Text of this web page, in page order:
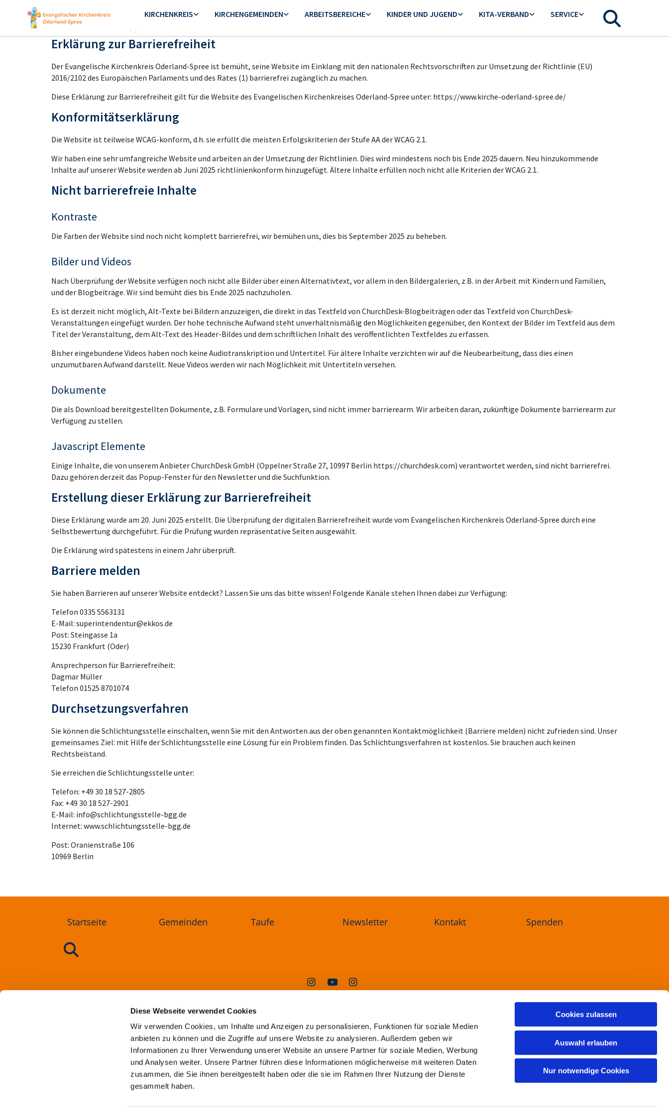
Diese Webseite verwendet Cookies
Wir verwenden Cookies, um Inhalte und Anzeigen zu personalisieren, Funktionen für soziale Medien
anbieten zu können und die Zugriffe auf unsere Website zu analysieren. Außerdem geben wir
Informationen zu Ihrer Verwendung unserer Website an unsere Partner für soziale Medien, Werbung
und Analysen weiter. Unsere Partner führen diese Informationen möglicherweise mit weiteren Daten
zusammen, die Sie ihnen bereitgestellt haben oder die sie im Rahmen Ihrer Nutzung der Dienste
gesammelt haben.
Cookies zulassen
Auswahl erlauben
Nur notwendige Cookies
KIRCHENKREIS KIRCHENGEMEINDEN ARBEITSBEREICHE KINDER UND JUGEND KITA-VERBAND SERVICE
Erklärung zur Barrierefreiheit
Der Evangelische Kirchenkreis Oderland-Spree ist bemüht, seine Website im Einklang mit den nationalen Rechtsvorschriften zur Umsetzung der Richtlinie (EU)
2016/2102 des Europäischen Parlaments und des Rates (1) barrierefrei zugänglich zu machen.
Diese Erklärung zur Barrierefreiheit gilt für die Website des Evangelischen Kirchenkreises Oderland-Spree unter: https://www.kirche-oderland-spree.de/
Konformitätserklärung
Die Website ist teilweise WCAG-konform, d.h. sie erfüllt die meisten Erfolgskriterien der Stufe AA der WCAG 2.1.
Wir haben eine sehr umfangreiche Website und arbeiten an der Umsetzung der Richtlinien. Dies wird mindestens noch bis Ende 2025 dauern. Neu hinzukommende
Inhalte auf unserer Website werden ab Juni 2025 richtlinienkonform hinzugefügt. Ältere Inhalte erfüllen noch nicht alle Kriterien der WCAG 2.1.
Nicht barrierefreie Inhalte
Kontraste
Die Farben der Website sind noch nicht komplett barrierefrei, wir bemühen uns, dies bis September 2025 zu beheben.
Bilder und Videos
Nach Überprüfung der Website verfügen noch nicht alle Bilder über einen Alternativtext, vor allem in den Bildergalerien, z.B. in der Arbeit mit Kindern und Familien,
und der Blogbeiträge. Wir sind bemüht dies bis Ende 2025 nachzuholen.
Es ist derzeit nicht möglich, Alt-Texte bei Bildern anzuzeigen, die direkt in das Textfeld von ChurchDesk-Blogbeiträgen oder das Textfeld von ChurchDesk-
Veranstaltungen eingefügt wurden. Der hohe technische Aufwand steht unverhältnismäßig den Möglichkeiten gegenüber, den Kontext der Bilder im Textfeld aus dem
Titel der Veranstaltung, dem Alt-Text des Header-Bildes und dem schriftlichen Inhalt des veröffentlichten Textfeldes zu erfassen.
Bisher eingebundene Videos haben noch keine Audiotranskription und Untertitel. Für ältere Inhalte verzichten wir auf die Neubearbeitung, dass dies einen
unzumutbaren Aufwand darstellt. Neue Videos werden wir nach Möglichkeit mit Untertiteln versehen.
Dokumente
Die als Download bereitgestellten Dokumente, z.B. Formulare und Vorlagen, sind nicht immer barrierearm. Wir arbeiten daran, zukünftige Dokumente barrierearm zur
Verfügung zu stellen.
Javascript Elemente
Einige Inhalte, die von unserem Anbieter ChurchDesk GmbH (Oppelner Straße 27, 10997 Berlin https://churchdesk.com) verantwortet werden, sind nicht barrierefrei.
Dazu gehören derzeit das Popup-Fenster für den Newsletter und die Suchfunktion.
Erstellung dieser Erklärung zur Barrierefreiheit
Diese Erklärung wurde am 20. Juni 2025 erstellt. Die Überprüfung der digitalen Barrierefreiheit wurde vom Evangelischen Kirchenkreis Oderland-Spree durch eine
Selbstbewertung durchgeführt. Für die Prüfung wurden repräsentative Seiten ausgewählt.
Die Erklärung wird spätestens in einem Jahr überprüft.
Barriere melden
Sie haben Barrieren auf unserer Website entdeckt? Lassen Sie uns das bitte wissen! Folgende Kanäle stehen Ihnen dabei zur Verfügung:
Telefon 0335 5563131
E-Mail: superintendentur@ekkos.de
Post: Steingasse 1a
15230 Frankfurt (Oder)
Ansprechperson für Barrierefreiheit:
Dagmar Müller
Telefon 01525 8701074
Durchsetzungsverfahren
Sie können die Schlichtungsstelle einschalten, wenn Sie mit den Antworten aus der oben genannten Kontaktmöglichkeit (Barriere melden) nicht zufrieden sind. Unser
gemeinsames Ziel: mit Hilfe der Schlichtungsstelle eine Lösung für ein Problem finden. Das Schlichtungsverfahren ist kostenlos. Sie brauchen auch keinen
Rechtsbeistand.
Sie erreichen die Schlichtungsstelle unter:
Telefon: +49 30 18 527-2805
Fax: +49 30 18 527-2901
E-Mail: info@schlichtungsstelle-bgg.de
Internet: www.schlichtungsstelle-bgg.de
Post: Oranienstraße 106
10969 Berlin
Startseite Gemeinden Taufe Newsletter Kontakt Spenden
Steingasse 1a, 15230 Frankfurt (Oder)
superintendentur@ekkos.de
Erklärung zur Barrierefreiheit